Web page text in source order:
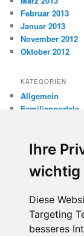
Ihre
wichtig
Diese
Targeting
besseres
Februar 2013
Januar 2013
November 2012
Oktober 2012
KATEGORIEN
Allgemein
Familienportale
Missbrauch
META
Anmelden
Eintrags-Feed